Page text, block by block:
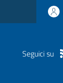
Seguici su